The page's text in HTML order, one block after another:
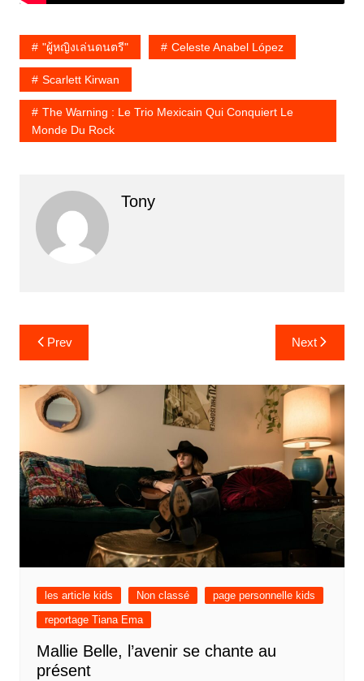
"ผู้หญิงเล่นดนตรี" Celeste Anabel López
Scarlett Kirwan
The Warning : Le Trio Mexicain Qui Conquiert Le
Monde Du Rock
Tony
Prev Next
les article kids Non classé
page personnelle kids
reportage Tiana Ema
Mallie Belle, l’avenir se chante au
présent